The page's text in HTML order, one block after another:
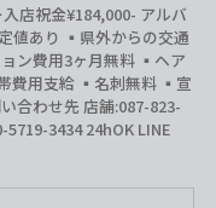
店祝金¥184,000- アルバ
値あり ▪️県外からの交通
ン費用3ヶ月無料 ▪️ヘア
費用支給 ▪️名刺無料 ▪️宣
合わせ先 店舗:087-823-
3434 24hOK LINE